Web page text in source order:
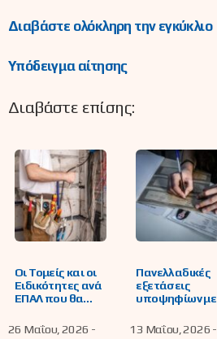
Διαβάστε ολόκληρη την εγκύκλιο
Υπόδειγμα αίτησης
Διαβάστε επίσης:
Οι Τομείς και οι
Ειδικότητες ανά
ΕΠΑΛ που θα
για το 2026-2027
26 Μαΐου, 2026 -
Πανελλαδικές
εξετάσεις
υποψηφίων με
ειδικές
13 Μαΐου, 2026 -